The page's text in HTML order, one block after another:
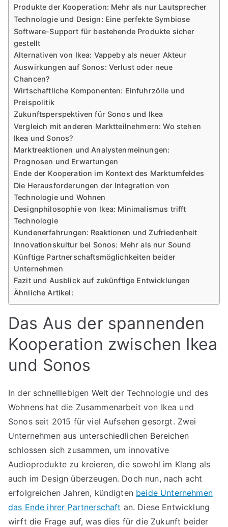
Produkte der Kooperation: Mehr als nur Lautsprecher
Technologie und Design: Eine perfekte Symbiose
Software-Support für bestehende Produkte sicher
gestellt
Alternativen von Ikea: Vappeby als neuer Akteur
Auswirkungen auf Sonos: Verlust oder neue
Chancen?
Wirtschaftliche Komponenten: Einfuhrzölle und
Preispolitik
Zukunftsperspektiven für Sonos und Ikea
Vergleich mit anderen Marktteilnehmern: Wo stehen
Ikea und Sonos?
Marktreaktionen und Analystenmeinungen:
Prognosen und Erwartungen
Ende der Kooperation im Kontext des Marktumfeldes
Die Herausforderungen der Integration von
Technologie und Wohnen
Designphilosophie von Ikea: Minimalismus trifft
Technologie
Kundenerfahrungen: Reaktionen und Zufriedenheit
Innovationskultur bei Sonos: Mehr als nur Sound
Künftige Partnerschaftsmöglichkeiten beider
Unternehmen
Fazit und Ausblick auf zukünftige Entwicklungen
Ähnliche Artikel:
Das Aus der spannenden
Kooperation zwischen Ikea
und Sonos
In der schnelllebigen Welt der Technologie und des
Wohnens hat die Zusammenarbeit von Ikea und
Sonos seit 2015 für viel Aufsehen gesorgt. Zwei
Unternehmen aus unterschiedlichen Bereichen
schlossen sich zusammen, um innovative
Audioprodukte zu kreieren, die sowohl im Klang als
auch im Design überzeugen. Doch nun, nach acht
erfolgreichen Jahren, kündigten beide Unternehmen
das Ende ihrer Partnerschaft an. Diese Entwicklung
wirft die Frage auf, was dies für die Zukunft beider